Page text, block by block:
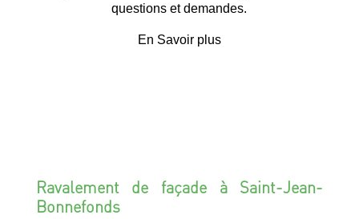
questions et demandes.
En Savoir plus
Ravalement de façade à Saint-Jean-
Bonnefonds